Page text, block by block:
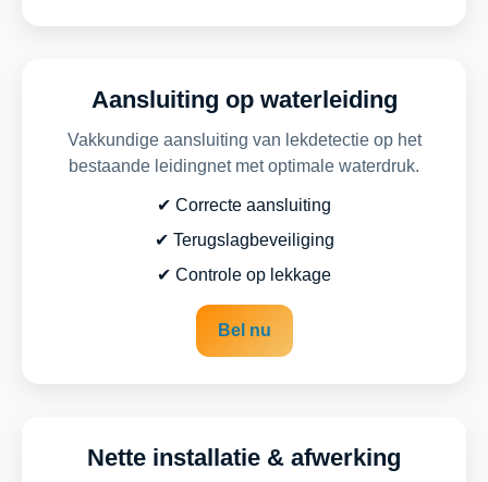
Aansluiting op waterleiding
Vakkundige aansluiting van lekdetectie op het
bestaande leidingnet met optimale waterdruk.
✔ Correcte aansluiting
✔ Terugslagbeveiliging
✔ Controle op lekkage
Bel nu
Nette installatie & afwerking